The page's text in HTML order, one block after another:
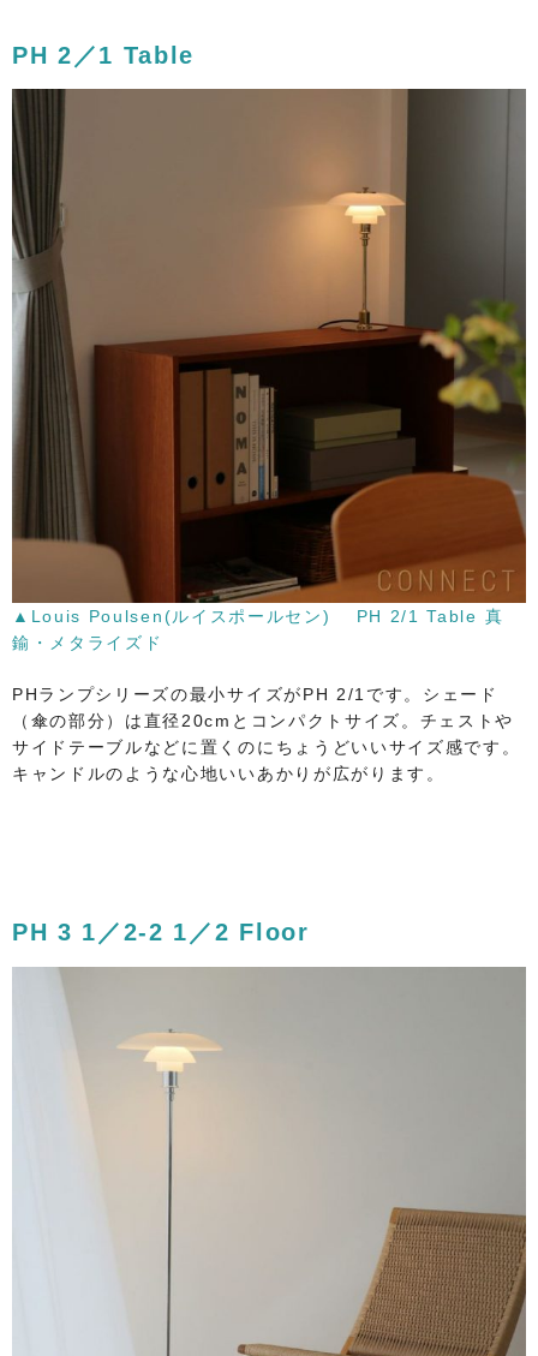
PH 2／1 Table
▲Louis Poulsen(ルイスポールセン) PH 2/1 Table 真
鍮・メタライズド
PHランプシリーズの最小サイズがPH 2/1です。シェード
（傘の部分）は直径20cmとコンパクトサイズ。チェストや
サイドテーブルなどに置くのにちょうどいいサイズ感です。
キャンドルのような心地いいあかりが広がります。
PH 3 1／2-2 1／2 Floor